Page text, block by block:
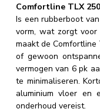
Comfortline TLX
Is een rubberboot
vorm, wat zorgt
maakt de
of gewoon
vermogen van 6 pk
te minimaliseren.
aluminium vloer en
onderhoud vereist.